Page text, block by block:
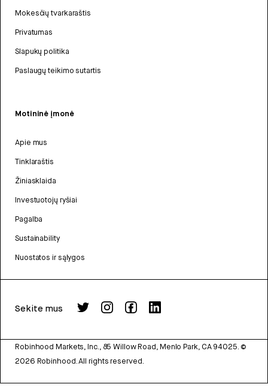
Mokesčių tvarkaraštis
Privatumas
Slapukų politika
Paslaugų teikimo sutartis
Motininė įmonė
Apie mus
Tinklaraštis
Žiniasklaida
Investuotojų ryšiai
Pagalba
Sustainability
Nuostatos ir sąlygos
Sekite mus
Robinhood Markets, Inc., 85 Willow Road, Menlo Park, CA 94025. ©
2026 Robinhood. All rights reserved.